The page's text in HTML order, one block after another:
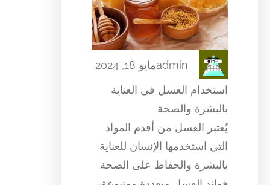
adminمايو 18, 2024
استخدام العسل في العناية
بالبشرة والصحة
يُعتبر العسل من أقدم المواد
التي استخدمها الإنسان للعناية
بالبشرة والحفاظ على الصحة.